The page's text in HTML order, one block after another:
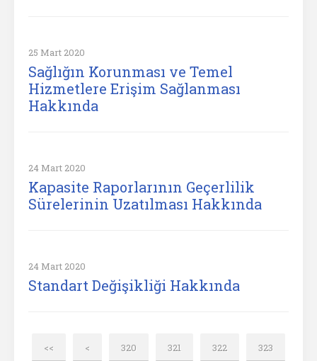
25 Mart 2020
Sağlığın Korunması ve Temel
Hizmetlere Erişim Sağlanması
Hakkında
24 Mart 2020
Kapasite Raporlarının Geçerlilik
Sürelerinin Uzatılması Hakkında
24 Mart 2020
Standart Değişikliği Hakkında
<< < 320 321 322 323